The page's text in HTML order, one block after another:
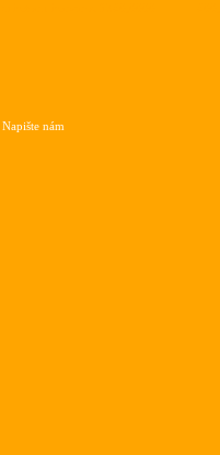
Napište nám